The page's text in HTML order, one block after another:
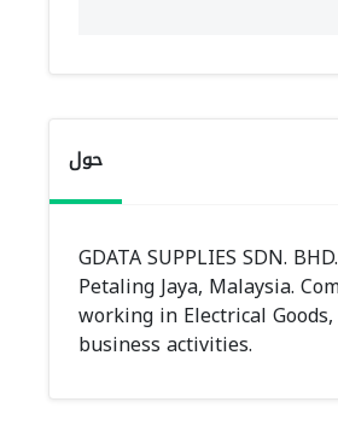
حول
GDATA SUPPLIES SDN.
Petaling Jaya, Malaysia.
working in Electrical
business activities.